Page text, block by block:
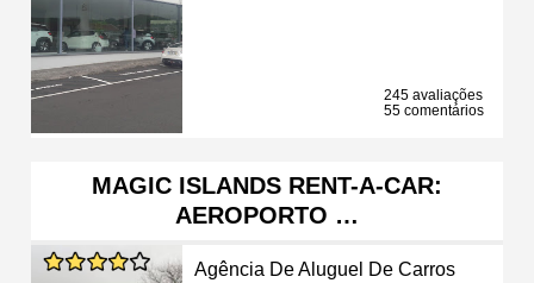
245 avaliações
55 comentários
MAGIC ISLANDS RENT-A-CAR:
AEROPORTO …
Agência De Aluguel De Carros